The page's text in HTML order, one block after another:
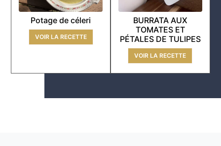
Potage de céleri
VOIR LA RECETTE
BURRATA AUX
TOMATES ET
PÉTALES DE TULIPES
VOIR LA RECETTE